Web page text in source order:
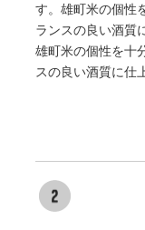
す。雄町米の個性
ランスの良い酒質
雄町米の個性を十
スの良い酒質に仕